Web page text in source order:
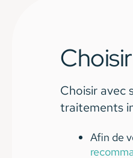
Choisir avec
traitements
Afin de